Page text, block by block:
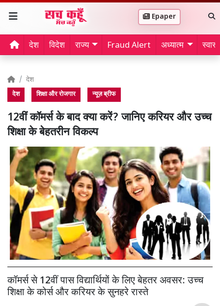
Epaper
देश विदेश राज्य Fraud Alert अध्यात्म
देश
देश शिक्षा और रोजगार न्यूज़ ब्रीफ
12वीं कॉमर्स के बाद क्या करें? जानिए करियर और उच्च
शिक्षा के बेहतरीन विकल्प
कॉमर्स से 12वीं पास विद्यार्थियों के लिए बेहतर अवसर: उच्च
शिक्षा के कोर्स और करियर के सुनहरे रास्ते